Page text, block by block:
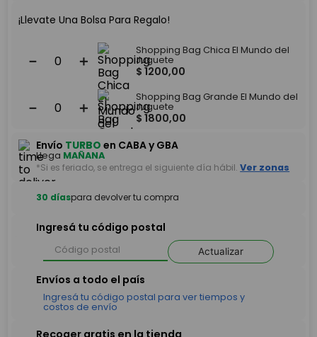
¡Llevate Una Bolsa Para Regalo!
＋
－
Shopping Bag Chica El Mundo del
Juguete
$ 1200,00
＋
－
Shopping Bag Grande El Mundo del
Juguete
$ 1800,00
Envío TURBO en CABA y GBA
Llega MAÑANA
*Si es feriado, se entrega el siguiente día hábil. Ver zonas
30 díaspara devolver tu compra
Ingresá tu código postal
Actualizar